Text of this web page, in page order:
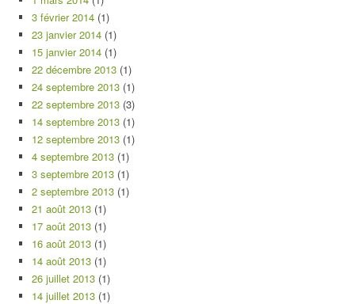
3 février 2014 (1)
23 janvier 2014 (1)
15 janvier 2014 (1)
22 décembre 2013 (1)
24 septembre 2013 (1)
22 septembre 2013 (3)
14 septembre 2013 (1)
12 septembre 2013 (1)
4 septembre 2013 (1)
3 septembre 2013 (1)
2 septembre 2013 (1)
21 août 2013 (1)
17 août 2013 (1)
16 août 2013 (1)
14 août 2013 (1)
26 juillet 2013 (1)
14 juillet 2013 (1)